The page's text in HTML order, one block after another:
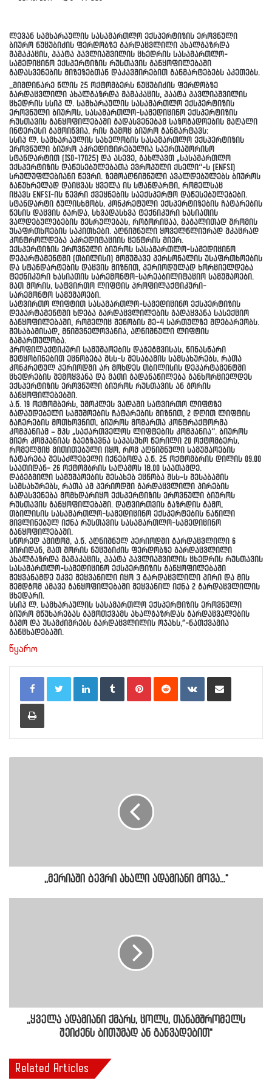
ლევან სამხარაულის სასამართლო ექსპერტიზის ეროვნული
ბიურო ნუცუბიძის ფერდობზე გარდაცვლილი ახალგაზრდა
მამაკაცის, პაატა პავლიაშვილის ცხედრის სასამართლო-
სამედიცინო ექსპერტიზის რუსთავის განყოფილებაში
გადასვენების მიზეზებთან დაკავშირებით განმარტებებს აკეთებს.
,,მიმდინარე წლის 25 ოქტომბერს ნუცუბიძის ფერდობზე
გარდაცვლილი ახალგაზრდა მამაკაცის, პაატა პავლიაშვილის
ცხედრის სსიპ ლ. სამხარაულის სასამართლო ექსპერტიზის
ეროვნული ბიუროს, სასამართლო-სამედიცინო ექსპერტიზის
რუსთავის განყოფილებაში გადასვენებამ საზოგადოების მაღალი
ინტერესი გამოიწვია, რის გამოც ბიურო განმარტავს:
სსიპ ლ. სამხარაულის სახელობის სასამართლო ექსპერტიზის
ეროვნული ბიურო აკრედიტირებულია საერთაშორისო
სტანდარტით (ISO-17025) და ასევე, გახლავთ „სასამართლო
ექსპერტიზის დაწესებულებათა ევროპული ქსელი“-ს (ENFSI)
სრულუფლებიანი წევრი. ზემოაღნიშნული ავალდებულებს ბიუროს
განუხრელად დაიცვას ყველა ის სტანდარტი, რომელსაც
იცავს ENFSI-ის წევრი ქვეყნების საექსპერტო დაწესებულებები.
სტანდარტი გულისხმობს, კონკრეტული ექსპერტიზების ჩატარების
წესის დაცვის გარდა, სხვადასხვა ტექნიკური ხასიათის
ვალდებულებების შესრულებას, როგორიცაა, მაგალითად შრომის
უსაფრთხოების საკითხები. აღნიშნული ყოველწლიურად მკაცრად
კონტროლდება აკრედიტაციის ცენტრის მიერ.
ექსპერტიზის ეროვნული ბიუროს სასამართლო-სამედიცინო
დეპარტამენტში (თბილისი) მომუშავე პერსონალის უსაფრთხოების
და სტანდარტების დაცვის მიზნით, პერიოდულად ხორციელდება
ტექნიკური ხასიათის სარემონტო-სარეაბილიტაციო სამუშაოები.
მათ შორის, სატვირთო ლიფტის პროფილაქტიკური-
სარემონტო სამუშაოები.
სატვირთო ლიფტით სასამართლო-სამედიცინო ექსპერტიზის
დეპარტამენტში ხდება გარდაცვლილების გადაყვანა სასექციო
განყოფილებაში, რომელიც შენობის მე-4 სართულზე მდებარეობს.
შესაბამისად, მნიშვნელოვანია, აღნიშნული ლიფტის
გამართულობა.
პროფილაქტიკური სამუშაოების დაგეგმვისას, წინასწარი
შეტყობინებით ეცნობება შსს-ს შესაბამის სამსახურებს, რათა
კონკრეტულ პერიოდში არ მოხდეს თბილისის დეპარტამენტში
ცხედრების შემოყვანა და მათი გადანაწილება განხორციელდეს
ექსპერტიზის ეროვნული ბიუროს რუსთავის ან გორის
განყოფილებებში.
ა.წ. 19 ოქტომბერს, უმოკლეს ვადაში სატვირთო ლიფტზე
გადაუდებელი სამუშოების ჩატარების მიზნით, 2 დღით ლიფტის
გაჩერების მოთხოვნით, ბიუროს მომართა კონტრაქტორმა
კომპანიამ – შპს „საქართველოს ლიფტების კომპანია“. ბიუროს
მიერ კომპანიას გაეგზავნა საპასუხო წერილი 20 ოქტომბერს,
რომელშიც მითითებული იყო, რომ აღნიშნული სამუშაოების
ჩატარება შესაძლებელი იქნებოდა ა.წ. 25 ოქტომბრის დილის 09.00
საათიდან- 26 ოქტომბრის საღამოს 18.00 საათამდე.
დაგეგმილი სამუშაოების შესახებ ეცნობა შსს-ს შესაბამის
სამსახურებს, რათა ამ პერიოდში გარდაცვლილი პირების
გადასვენება მომხდარიყო ექსპერტიზის ეროვნული ბიუროს
რუსთავის განყოფილებაში. დატვირთვის გაზრდის გამო,
თბილისის სასამართლო-სამედიცინო ექსპერტების ნაწილი
მივლინებულ იქნა რუსთავის სასამართლო-სამედიცინო
განყოფილებაში.
სწორედ ამიტომ, ა.წ. აღნიშნულ პერიოდში გარდაცვლილი 6
პირიდან, მათ შორის ნუცუბიძის ფერდობზე გარდაცვლილი
ახალგაზრდა მამაკაცის, პაატა პავლიაშვილის ცხედრის რუსთავის
სასამართლო-სამედიცინო ექსპერტიზის განყოფილებაში
შეყვანამდე უკვე შეყვანილი იყო 3 გარდაცვლილი პირი და მის
შემდგომ ამავე განყოფილებაში შეყვანილ იქნა 2 გარდაცვლილის
ცხედარი.
სსიპ ლ. სამხარაულის სასამართლო ექსპერტიზის ეროვნული
ბიურო მწუხარებას გამოთქვამს ახალგაზრდას გარდაცვალების
გამო და უსამძიმრებს გარდაცვლილის ოჯახს,”-ნათქვამია
განცხადებაში.
წყარო
LinkedInTumblr PinterestReddit VKontakteShare via Email
Print
,,მერიაში ბევრი ახალი ადამიანი მოვა..."
,,ყველა ადამიანი ქმარს, ცოლს, თანამშრომელს
შეიძენს ბითუმად ან განვადებით"
Related Articles